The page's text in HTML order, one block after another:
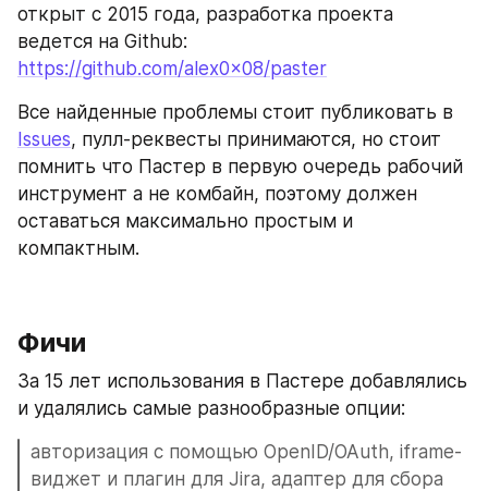
открыт с 2015 года, разработка проекта
https://github.com/alex0x08/paster
Issues, пулл-реквесты принимаются, но стоит
помнить что Пастер в первую очередь рабочий
инструмент а не комбайн, поэтому должен
оставаться максимально простым и
компактным.
Фичи
За 15 лет использования в Пастере добавлялись
и удалялись самые разнообразные опции:
авторизация с помощью OpenID/OAuth, iframe-
виджет и плагин для Jira, адаптер для сбора